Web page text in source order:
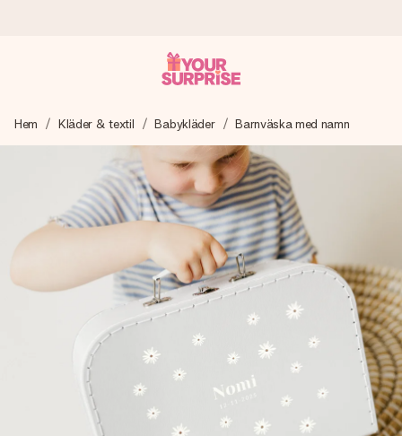
Vi skapar din gåva med omsorg och skickar den blixtsnabbt
– så att du kan ge den i precis rätt tid, när det betyder som
4,6 (baserat på +15 000 recensioner)
Våra gåvor inspirerar. Kunder ger oss 4,6 på Google
Reviews.
Gratis hälsning
Skapa något unikt med bara några få steg – med hennes
namn, ditt foto eller ett meddelande som verkligen berör
hennes hjärta. Inget krångel, bara med all kärlek för stunden.
Hem Kläder & textil Babykläder Barnväska med namn